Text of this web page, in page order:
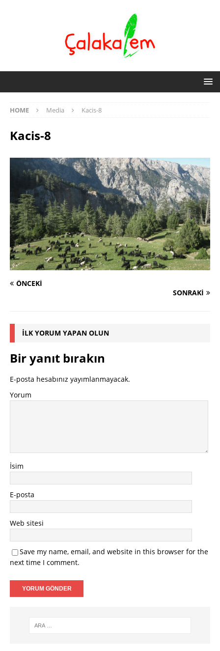
HOME Media Kacis-8
Kacis-8
ÖNCEKI
SONRAKI
İLK YORUM YAPAN OLUN
Bir yanıt bırakın
E-posta hesabınız yayımlanmayacak.
Yorum
İsim
E-posta
Web sitesi
Save my name, email, and website in this browser for the
next time I comment.